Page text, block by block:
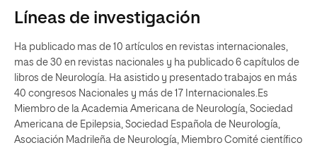
Líneas de investigación
Ha publicado mas de 10 artículos en revistas internacionales,
mas de 30 en revistas nacionales y ha publicado 6 capítulos de
libros de Neurología. Ha asistido y presentado trabajos en más
40 congresos Nacionales y más de 17 Internacionales.Es
Miembro de la Academia Americana de Neurología, Sociedad
Americana de Epilepsia, Sociedad Española de Neurología,
Asociación Madrileña de Neurología, Miembro Comité científico